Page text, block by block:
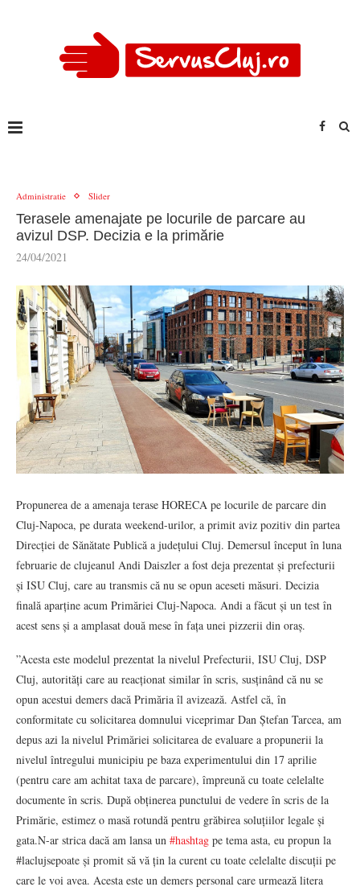
Administratie Slider
Terasele amenajate pe locurile de parcare au
avizul DSP. Decizia e la primărie
24/04/2021
Propunerea de a amenaja terase HORECA pe locurile de parcare din
Cluj-Napoca, pe durata weekend-urilor, a primit aviz pozitiv din partea
Direcției de Sănătate Publică a județului Cluj. Demersul început în luna
februarie de clujeanul Andi Daiszler a fost deja prezentat și prefecturii
și ISU Cluj, care au transmis că nu se opun aceseti măsuri. Decizia
finală aparține acum Primăriei Cluj-Napoca. Andi a făcut și un test în
acest sens și a amplasat două mese în fața unei pizzerii din oraș.
”Acesta este modelul prezentat la nivelul Prefecturii, ISU Cluj, DSP
Cluj, autorități care au reacționat similar în scris, susținând că nu se
opun acestui demers dacă Primăria îl avizează. Astfel că, în
conformitate cu solicitarea domnului viceprimar Dan Ștefan Tarcea, am
depus azi la nivelul Primăriei solicitarea de evaluare a propunerii la
nivelul întregului municipiu pe baza experimentului din 17 aprilie
(pentru care am achitat taxa de parcare), împreună cu toate celelalte
documente în scris. După obținerea punctului de vedere în scris de la
Primărie, estimez o masă rotundă pentru grăbirea soluțiilor legale și
gata.N-ar strica dacă am lansa un #hashtag pe tema asta, eu propun la
#laclujsepoate și promit să vă țin la curent cu toate celelalte discuții pe
care le voi avea. Acesta este un demers personal care urmează litera